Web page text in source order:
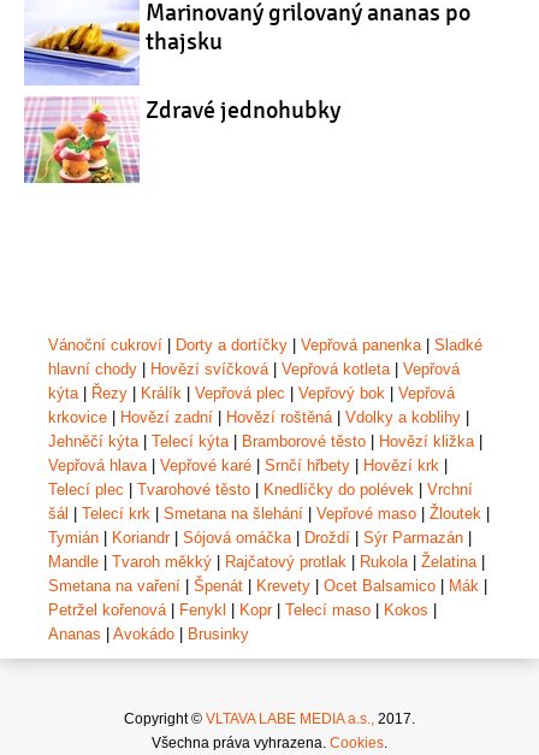
Marinovaný grilovaný ananas po
thajsku
Zdravé jednohubky
Vánoční cukroví Dorty a dortíčky Vepřová panenka| Sladké
hlavní chody
Hovězí svíčková| Vepřová kotleta| Vepřová
kýta| Řezy Králík Vepřová plec Vepřový bok
Vepřová
krkovice
Hovězí zadní Hovězí roštěná| Vdolky a koblihy
Jehněčí kýta| Telecí kýta| Bramborové těsto Hovězí kližka|
Vepřová hlava| Vepřové karé Srnčí hřbety Hovězí krk
Telecí plec
Tvarohové těsto Knedlíčky do polévek
Vrchní
šál
Telecí krk Smetana na šlehání Vepřové maso Žloutek
Tymián
Koriandr| Sójová omáčka| Droždí Sýr Parmazán
Mandle
Tvaroh měkký Rajčatový protlak Rukola| Želatina|
Smetana na vaření
Špenát Krevety Ocet Balsamico Mák
Petržel kořenová| Fenykl Kopr| Telecí maso Kokos
Ananas
Avokádo Brusinky
Copyright © VLTAVA LABE MEDIA a.s., 2017.
Všechna práva vyhrazena. Cookies.